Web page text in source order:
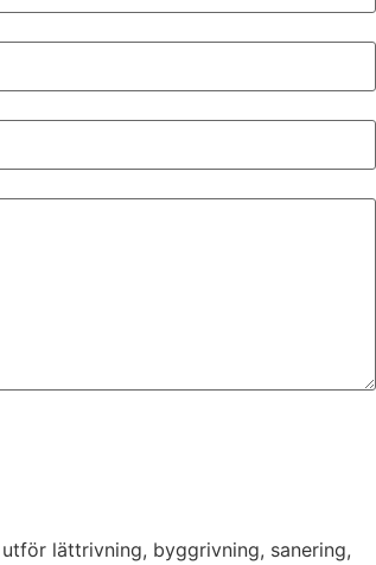
lättrivning, byggrivning, sanering,